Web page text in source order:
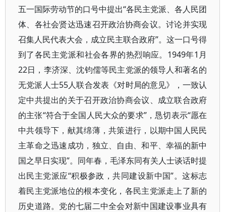
五一国际劳动节的口号中提出“各民主党派、各人民团
体、各社会贤达迅速召开政治协商会议。讨论并实现
召集人民代表大会，成立民主联合政府”。这一口号得
到了各民主党派和社会各界的热烈响应。1949年1月
22日，李济深、沈钧儒等民主党派的领导人和著名的
无党派人士55人联合发表《对时局的意见》，一致认
定中共提出的关于召开政治协商会议、成立联合政府
的主张“符合于全国人民大众的要求”，恳切表示“愿在
中共领导下，献其绵薄，共策进行，以期中国人民民
主革命之迅速成功，独立、自由、和平、幸福的新中
国之早日实现”。同年春，毛泽东同有关人士谈话时提
出民主党派应“积极参政，共同建设新中国”。这标志
着民主党派地位的根本变化，各民主党派走上了新的
历史道路。党的七届二中全会对新中国建设事业具有